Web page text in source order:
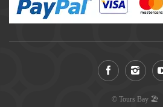
© Tours Bay 🏖